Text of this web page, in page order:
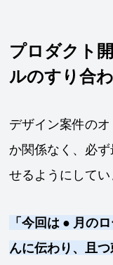
プロダクト
ルのすり合
デザイン案件の
か関係なく、必
せるようにして
「今回は ● 月の
んに伝わり、且